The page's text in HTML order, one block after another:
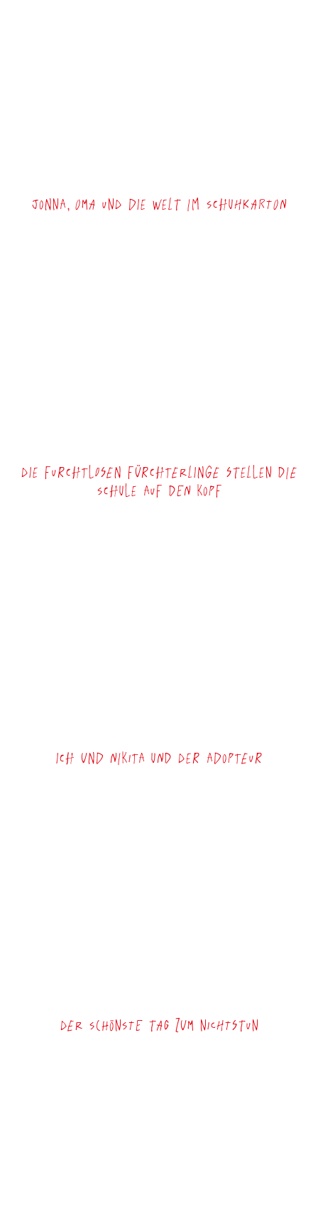
Jonna, Oma und die Welt im Schuhkarton
Die Furchtlosen Fürchterlinge stellen die
Schule auf den Kopf
Ich und Nikita und der Adopteur
Der schönste Tag zum Nichtstun